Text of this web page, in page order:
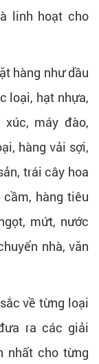
linh hoạt cho
hàng như dầu
loại, hạt nhựa,
máy đào,
hàng vải sợi,
trái cây hoa
hàng tiêu
mứt, nước
nhà, văn
về từng loại
ra các giải
nhất cho từng